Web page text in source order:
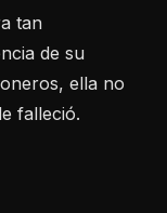
tan
de su
ella no
falleció.